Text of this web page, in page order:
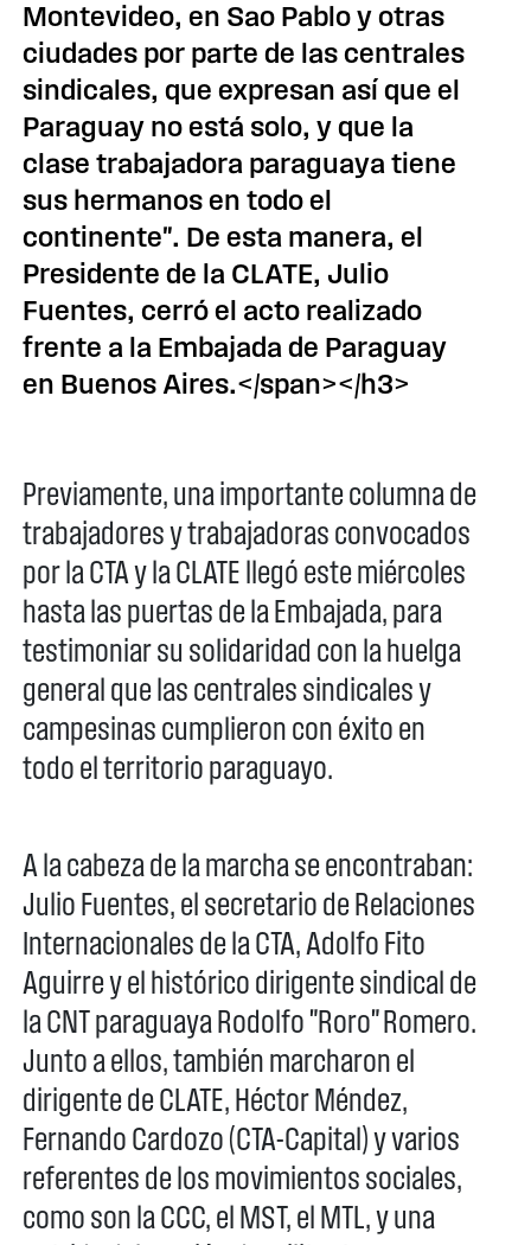
Montevideo, en Sao Pablo y otras
ciudades por parte de las centrales
sindicales, que expresan así que el
Paraguay no está solo, y que la
clase trabajadora paraguaya tiene
sus hermanos en todo el
continente". De esta manera, el
Presidente de la CLATE, Julio
Fuentes, cerró el acto realizado
frente a la Embajada de Paraguay
en Buenos Aires.</span></h3>
Previamente, una importante columna de
trabajadores y trabajadoras convocados
por la CTA y la CLATE llegó este miércoles
hasta las puertas de la Embajada, para
testimoniar su solidaridad con la huelga
general que las centrales sindicales y
campesinas cumplieron con éxito en
todo el territorio paraguayo.
A la cabeza de la marcha se encontraban:
Julio Fuentes, el secretario de Relaciones
Internacionales de la CTA, Adolfo Fito
Aguirre y el histórico dirigente sindical de
la CNT paraguaya Rodolfo "Roro" Romero.
Junto a ellos, también marcharon el
dirigente de CLATE, Héctor Méndez,
Fernando Cardozo (CTA-Capital) y varios
referentes de los movimientos sociales,
como son la CCC, el MST, el MTL, y una